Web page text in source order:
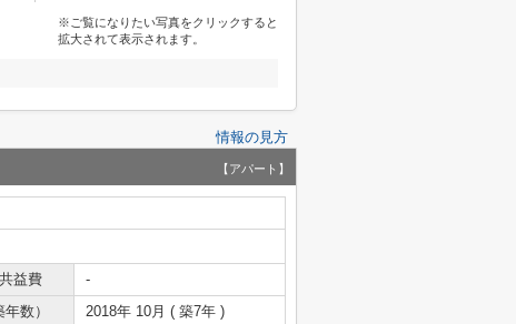
※ご覧になりたい写真をクリックすると
拡大されて表示されます。
情報の見方
【アパート】
益費
-
数）
2018年 10月 ( 築7年 )